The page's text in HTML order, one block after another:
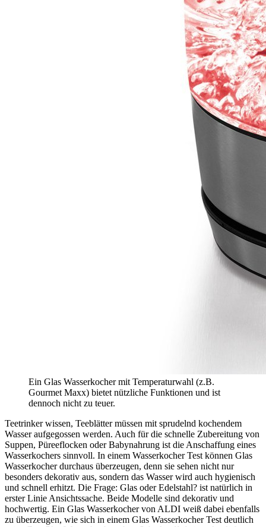
Ein Glas Wasserkocher mit Temperaturwahl (z.B.
Gourmet Maxx) bietet nützliche Funktionen und ist
dennoch nicht zu teuer.
Teetrinker wissen, Teeblätter müssen mit sprudelnd kochendem
Wasser aufgegossen werden. Auch für die schnelle Zubereitung von
Suppen, Püreeflocken oder Babynahrung ist die Anschaffung eines
Wasserkochers sinnvoll. In einem Wasserkocher Test können Glas
Wasserkocher durchaus überzeugen, denn sie sehen nicht nur
besonders dekorativ aus, sondern das Wasser wird auch hygienisch
und schnell erhitzt. Die Frage: Glas oder Edelstahl? ist natürlich in
erster Linie Ansichtssache. Beide Modelle sind dekorativ und
hochwertig. Ein Glas Wasserkocher von ALDI weiß dabei ebenfalls
zu überzeugen, wie sich in einem Glas Wasserkocher Test deutlich